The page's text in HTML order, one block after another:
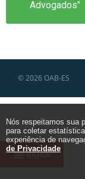
view_headlineÍndice
Advogados"
© 2026OAB-ES
Nós respeitamos sua
para coletar
experiência de
de Privacidade